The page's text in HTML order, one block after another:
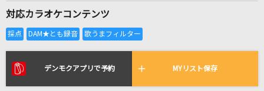
リアルタイムで歌われている曲の一覧
僕なんか
対応カラオケコンテンツ
デンモクアプリで予約 MYリスト保存